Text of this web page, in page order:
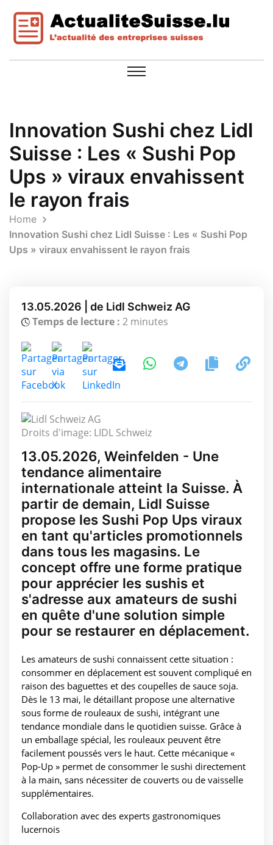
Innovation Sushi chez Lidl
Suisse : Les « Sushi Pop
Ups » viraux envahissent
le rayon frais
Home
Innovation Sushi chez Lidl Suisse : Les « Sushi Pop
Ups » viraux envahissent le rayon frais
13.05.2026 | de Lidl Schweiz AG
Temps de lecture : 2 minutes
Droits d'image: LIDL Schweiz
13.05.2026, Weinfelden - Une
tendance alimentaire
internationale atteint la Suisse. À
partir de demain, Lidl Suisse
propose les Sushi Pop Ups viraux
en tant qu'articles promotionnels
dans tous les magasins. Le
concept offre une forme pratique
pour apprécier les sushis et
s'adresse aux amateurs de sushi
en quête d'une solution simple
pour se restaurer en déplacement.
Les amateurs de sushi connaissent cette situation :
consommer en déplacement est souvent compliqué en
raison des baguettes et des coupelles de sauce soja.
Dès le 13 mai, le détaillant propose une alternative
sous forme de rouleaux de sushi, intégrant une
tendance mondiale dans le quotidien suisse. Grâce à
un emballage spécial, les rouleaux peuvent être
facilement poussés vers le haut. Cette mécanique «
Pop-Up » permet de consommer le sushi directement
à la main, sans nécessiter de couverts ou de vaisselle
supplémentaires.
Collaboration avec des experts gastronomiques
lucernois